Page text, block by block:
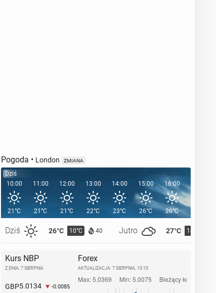
Pogoda • London ZMIANA
Dziś
10:00
21°C
Dziś 26°C 10°C 40 Jutro 27°C 14°C
11:00
21°C
12:00
21°C
13:00
22°C
14:00
23°C
15:00
26°C
16:00
26°C
17:00
Kurs NBP
Z DNIA: 7 SIERPNIA
GBP5.0134 -0.0085
Forex
AKTUALIZACJA: 7 SIERPNIA, 10:10